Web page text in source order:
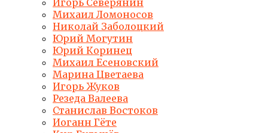
Игорь Северянин
Михаил Ломоносов
Николай Заболоцкий
Юрий Могутин
Юрий Коринец
Михаил Есеновский
Марина Цветаева
Игорь Жуков
Резеда Валеева
Станислав Востоков
Иоганн Гёте